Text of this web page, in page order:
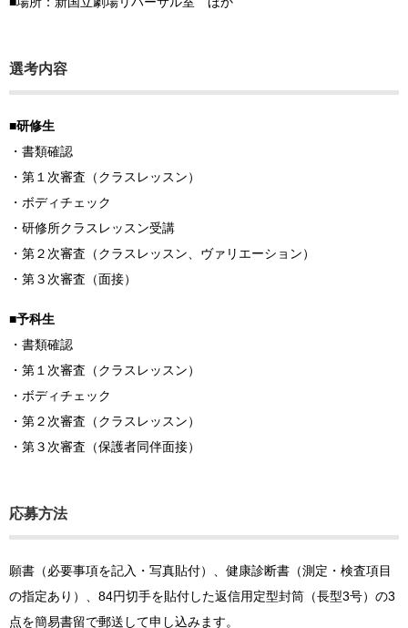
選考内容
■研修生
・書類確認
・第１次審査（クラスレッスン）
・ボディチェック
・研修所クラスレッスン受講
・第２次審査（クラスレッスン、ヴァリエーション）
・第３次審査（面接）
■予科生
・書類確認
・第１次審査（クラスレッスン）
・ボディチェック
・第２次審査（クラスレッスン）
・第３次審査（保護者同伴面接）
応募方法
願書（必要事項を記入・写真貼付）、健康診断書（測定・検査項目
の指定あり）、84円切手を貼付した返信用定型封筒（長型3号）の3
点を簡易書留で郵送して申し込みます。